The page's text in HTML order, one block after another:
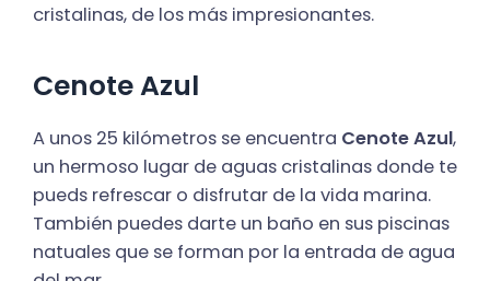
cristalinas, de los más impresionantes.
Cenote Azul
A unos 25 kilómetros se encuentra Cenote Azul,
un hermoso lugar de aguas cristalinas donde te
pueds refrescar o disfrutar de la vida marina.
También puedes darte un baño en sus piscinas
natuales que se forman por la entrada de agua